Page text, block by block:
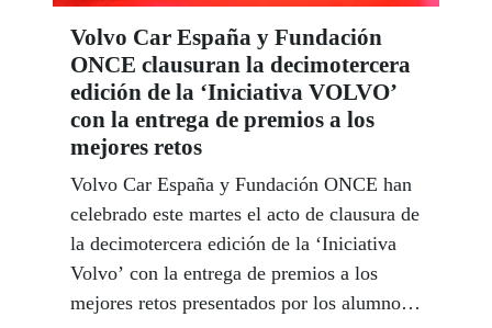
Volvo Car España y Fundación
ONCE clausuran la decimotercera
edición de la ‘Iniciativa VOLVO’
con la entrega de premios a los
mejores retos
Volvo Car España y Fundación ONCE han
celebrado este martes el acto de clausura de
la decimotercera edición de la ‘Iniciativa
Volvo’ con la entrega de premios a los
mejores retos presentados por los alumnos